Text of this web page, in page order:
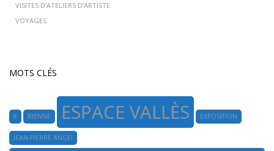
VISITES D’ATELIERS D’ARTISTE
VOYAGES
MOTS CLÉS
8 BIENNE ESPACE VALLÈS EXPOSITION
JEAN-PIERRE ANGEI